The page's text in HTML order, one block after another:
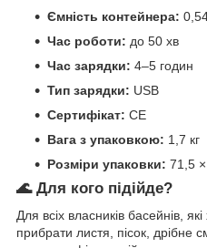
Ємність контейнера:
Час роботи: до 50 хв
Час зарядки: 4–5 годин
Тип зарядки: USB
Сертифікат: CE
Вага з упаковкою: 1,7 кг
Розміри упаковки: 71,5
🌊 Для кого підійде?
Для всіх власників басейнів,
прибрати листя, пісок, дрібне